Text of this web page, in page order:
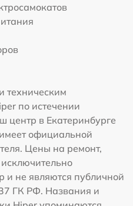
техническим
по истечении
центр в Екатеринбурге
официальной
Цены на ремонт,
и не являются публичной
ГК РФ. Названия и